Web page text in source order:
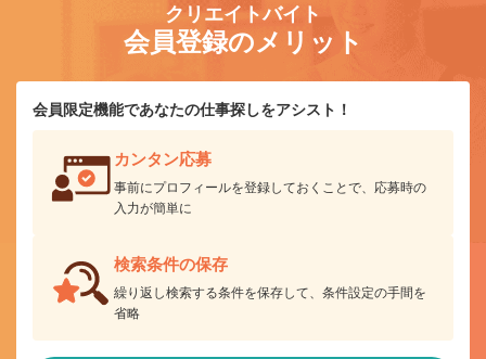
クリエイトバイト
会員登録のメリット
会員限定機能であなたの仕事探しをアシスト！
カンタン応募
事前にプロフィールを登録しておくことで、応募時の
入力が簡単に
検索条件の保存
繰り返し検索する条件を保存して、条件設定の手間を
省略